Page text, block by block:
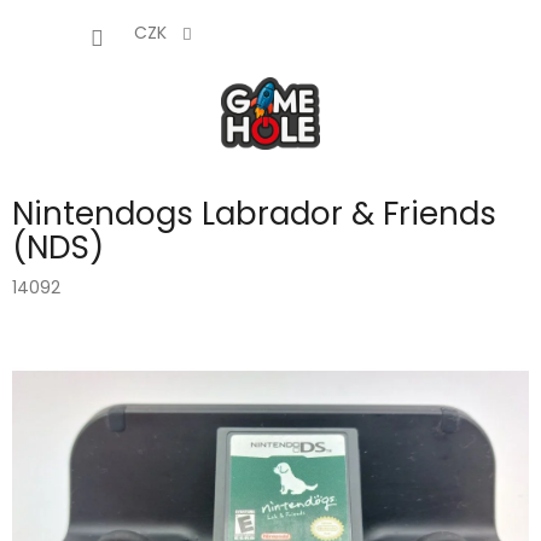
CZK
Nintendogs Labrador & Friends
(NDS)
14092